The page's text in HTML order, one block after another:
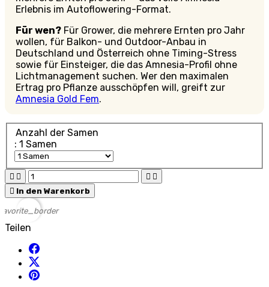
Erlebnis im Autoflowering-Format.
Für wen? Für Grower, die mehrere Ernten pro Jahr
wollen, für Balkon- und Outdoor-Anbau in
Deutschland und Österreich ohne Timing-Stress
sowie für Einsteiger, die das Amnesia-Profil ohne
Lichtmanagement suchen. Wer den maximalen
Ertrag pro Pflanze ausschöpfen will, greift zur
Amnesia Gold Fem.
Anzahl der Samen
: 1 Samen
   
 In den Warenkorb
favorite_border
Teilen